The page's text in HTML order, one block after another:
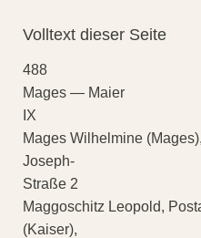
Volltext dieser Seite
488
Mages — Maier
IX
Mages Wilhelmine
Joseph-
Straße 2
Maggoschitz Leopold,
(Kaiser),